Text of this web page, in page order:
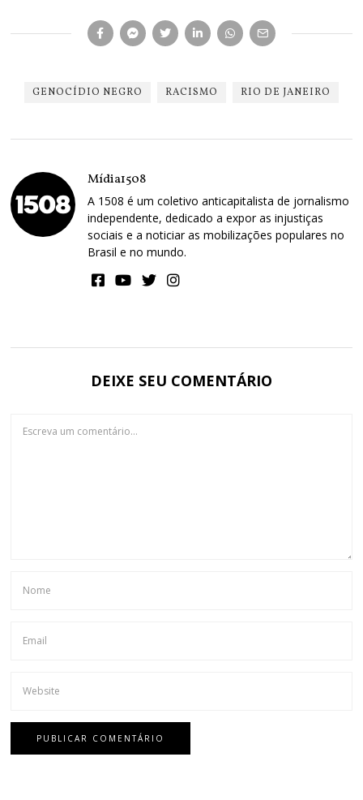
GENOCÍDIO NEGRO RACISMO RIO DE JANEIRO
Mídia1508
A 1508 é um coletivo anticapitalista de jornalismo
independente, dedicado a expor as injustiças
sociais e a noticiar as mobilizações populares no
Brasil e no mundo.
DEIXE SEU COMENTÁRIO